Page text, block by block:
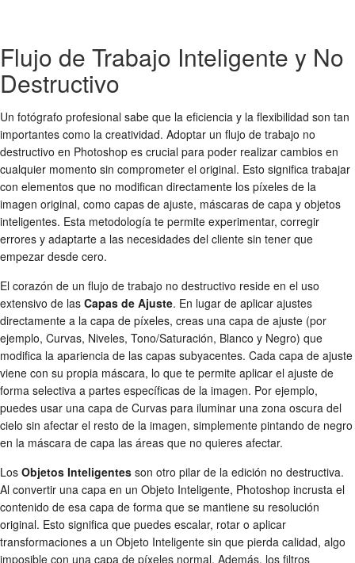
Flujo de Trabajo Inteligente y No
Destructivo
Un fotógrafo profesional sabe que la eficiencia y la flexibilidad son tan
importantes como la creatividad. Adoptar un flujo de trabajo no
destructivo en Photoshop es crucial para poder realizar cambios en
cualquier momento sin comprometer el original. Esto significa trabajar
con elementos que no modifican directamente los píxeles de la
imagen original, como capas de ajuste, máscaras de capa y objetos
inteligentes. Esta metodología te permite experimentar, corregir
errores y adaptarte a las necesidades del cliente sin tener que
empezar desde cero.
El corazón de un flujo de trabajo no destructivo reside en el uso
extensivo de las Capas de Ajuste. En lugar de aplicar ajustes
directamente a la capa de píxeles, creas una capa de ajuste (por
ejemplo, Curvas, Niveles, Tono/Saturación, Blanco y Negro) que
modifica la apariencia de las capas subyacentes. Cada capa de ajuste
viene con su propia máscara, lo que te permite aplicar el ajuste de
forma selectiva a partes específicas de la imagen. Por ejemplo,
puedes usar una capa de Curvas para iluminar una zona oscura del
cielo sin afectar el resto de la imagen, simplemente pintando de negro
en la máscara de capa las áreas que no quieres afectar.
Los Objetos Inteligentes son otro pilar de la edición no destructiva.
Al convertir una capa en un Objeto Inteligente, Photoshop incrusta el
contenido de esa capa de forma que se mantiene su resolución
original. Esto significa que puedes escalar, rotar o aplicar
transformaciones a un Objeto Inteligente sin que pierda calidad, algo
imposible con una capa de píxeles normal. Además, los filtros